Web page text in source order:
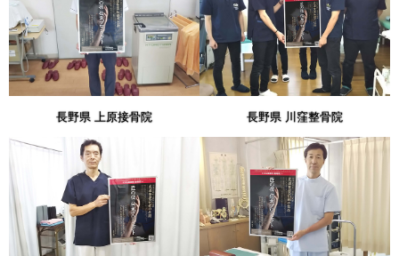
長野県 上原接骨院 長野県 川窪整骨院